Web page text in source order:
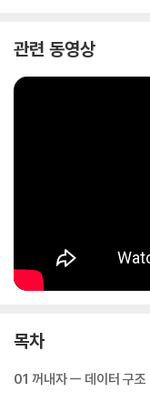
관련 동영상
목차
01 꺼내자 ㅡ 데이터 구조